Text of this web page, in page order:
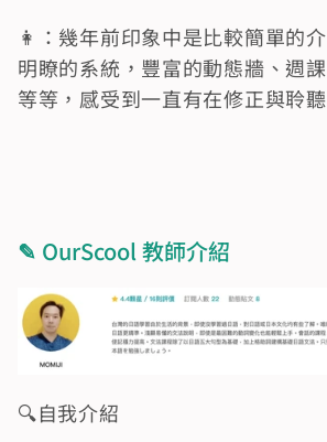
👩：幾年前印象中是比較簡單的
明瞭的系統，豐富的動態牆、週
等等，感受到一直有在修正與聆
✎ OurScool 教師介紹
🔍️自我介紹